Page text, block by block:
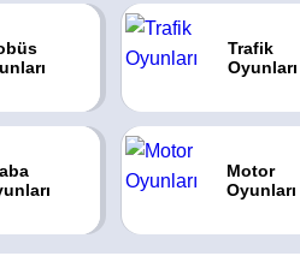
Trafik
Oyunları
Motor
Oyunları